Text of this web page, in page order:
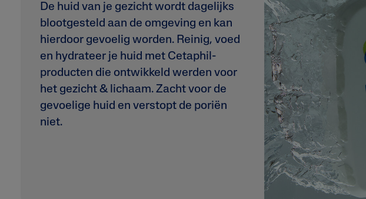
De huid van je gezicht wordt dagelijks
blootgesteld aan de omgeving en kan
hierdoor gevoelig worden. Reinig, voed
en hydrateer je huid met Cetaphil-
producten die ontwikkeld werden voor
het gezicht & lichaam. Zacht voor de
gevoelige huid en verstopt de poriën
niet.